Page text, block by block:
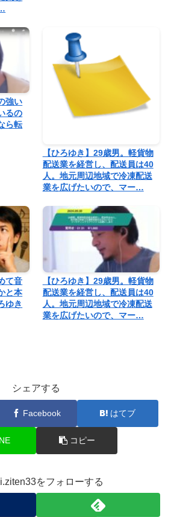
強い
るの
ら転
【ひろゆき】29歳男。軽貨物
配送業を経営し、配送員は40
人。地元周辺地域で冷凍配送
業を広げたいので、マー…
て音
と本
ゆき
【ひろゆき】29歳男。軽貨物
配送業を経営し、配送員は40
人。地元周辺地域で冷凍配送
業を広げたいので、マー…
シェアする
Facebook はてブ
コピー
をフォローする